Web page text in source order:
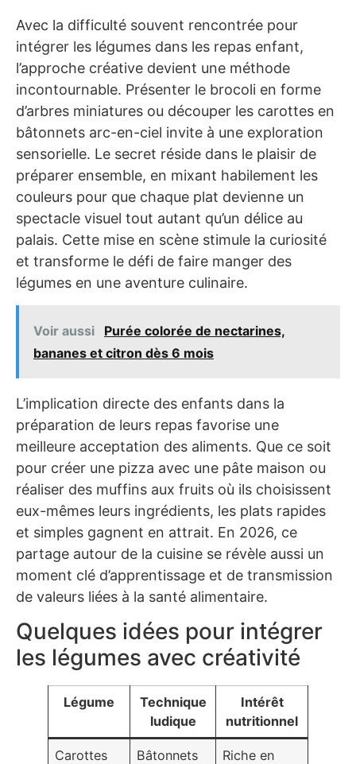
Avec la difficulté souvent rencontrée pour
intégrer les légumes dans les repas enfant,
l’approche créative devient une méthode
incontournable. Présenter le brocoli en forme
d’arbres miniatures ou découper les carottes en
bâtonnets arc-en-ciel invite à une exploration
sensorielle. Le secret réside dans le plaisir de
préparer ensemble, en mixant habilement les
couleurs pour que chaque plat devienne un
spectacle visuel tout autant qu’un délice au
palais. Cette mise en scène stimule la curiosité
et transforme le défi de faire manger des
légumes en une aventure culinaire.
Voir aussi
Purée colorée de nectarines,
bananes et citron dès 6 mois
L’implication directe des enfants dans la
préparation de leurs repas favorise une
meilleure acceptation des aliments. Que ce soit
pour créer une pizza avec une pâte maison ou
réaliser des muffins aux fruits où ils choisissent
eux-mêmes leurs ingrédients, les plats rapides
et simples gagnent en attrait. En 2026, ce
partage autour de la cuisine se révèle aussi un
moment clé d’apprentissage et de transmission
de valeurs liées à la santé alimentaire.
Quelques idées pour intégrer
les légumes avec créativité
Légume
Technique
ludique
Intérêt
nutritionnel
Carottes Bâtonnets Riche en